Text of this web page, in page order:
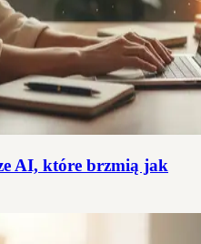
AI, które brzmią jak